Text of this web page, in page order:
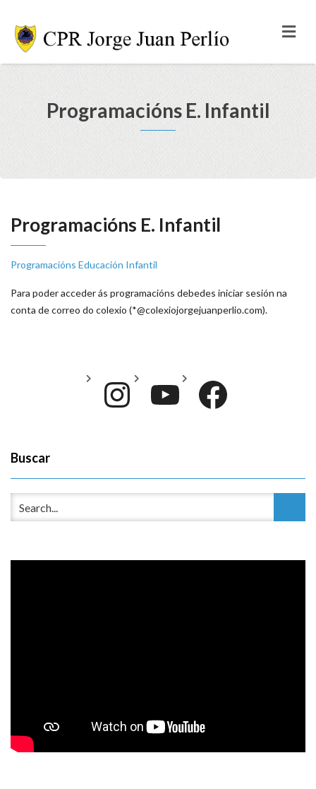
Programacións E. Infantil
Programacións E. Infantil
Programacións Educación Infantil
Para poder acceder ás programacións debedes iniciar sesión na
conta de correo do colexio (*@colexiojorgejuanperlio.com).
Instagram
YouTube
Buscar